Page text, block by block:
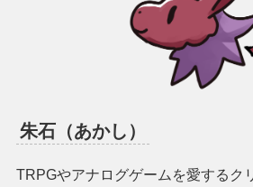
朱石（あかし）
TRPGやアナログゲームを愛するク